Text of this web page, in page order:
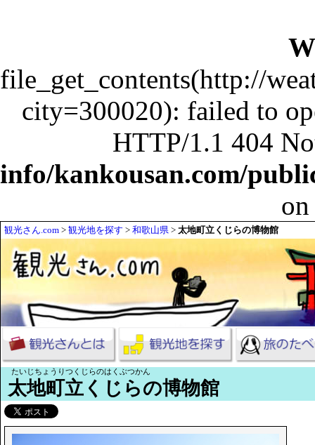
file_get_contents(http://
city=300020): failed to
HTTP/1.1 404
info/kankousan.com/
観光さん.com > 観光地を探す > 和歌山県 > 太地町立くじらの博物館
たいじちょうりつくじらのはくぶつかん
太地町立くじらの博物館